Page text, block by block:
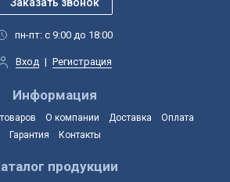
пн-пт: с 9:00 до 18:00
Вход | Регистрация
Информация
О компании Доставка
Оплата
Гарантия
Контакты
продукции